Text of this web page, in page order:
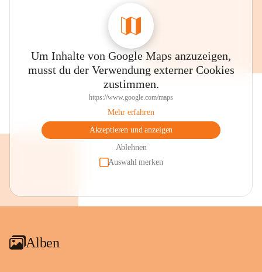
Um Inhalte von Google Maps anzuzeigen,
musst du der Verwendung externer Cookies
zustimmen.
https://www.google.com/maps
Mehr erfahren
Akzeptieren und anzeigen
Ablehnen
Auswahl merken
Alben